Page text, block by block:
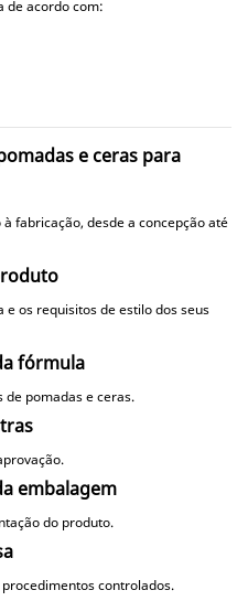
de acordo com:
e ceras para
fabricação, desde a concepção até
os requisitos de estilo dos seus
fórmula
pomadas e ceras.
embalagem
do produto.
controlados.